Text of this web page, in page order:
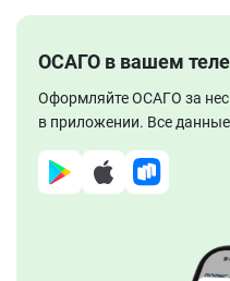
ОСАГО в вашем
Оформляйте ОСАГО за
в приложении. Все